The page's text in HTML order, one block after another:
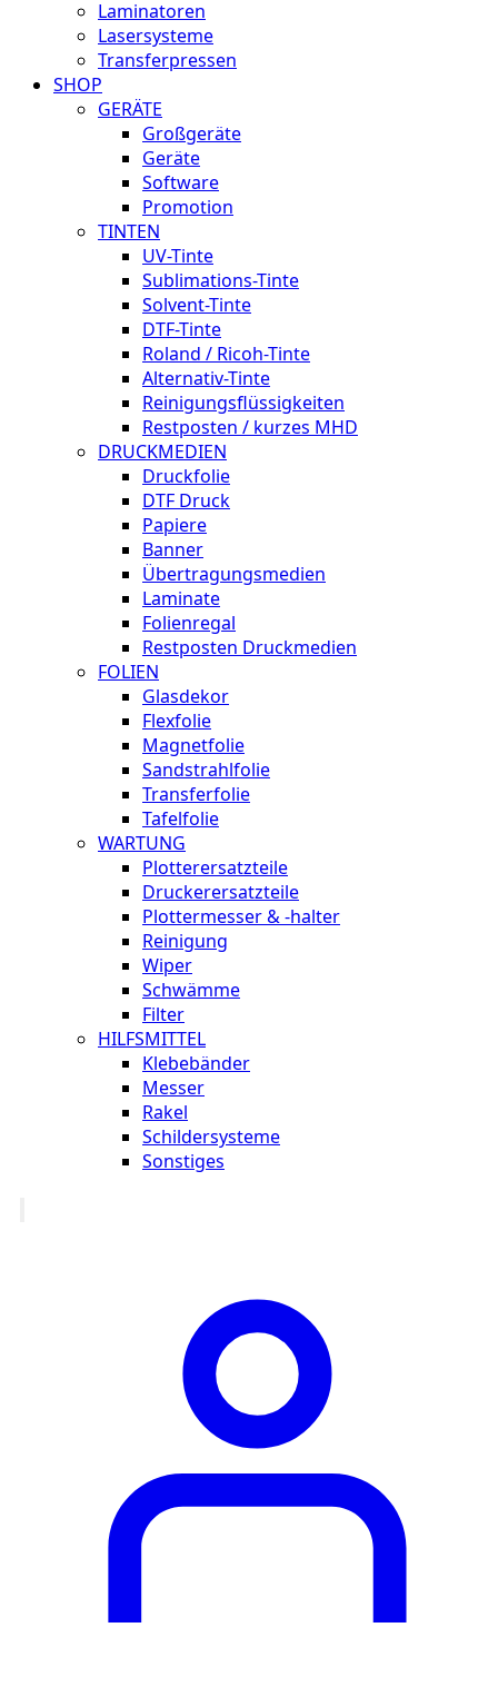
Laminatoren
Lasersysteme
Transferpressen
SHOP
GERÄTE
Großgeräte
Geräte
Software
Promotion
TINTEN
UV-Tinte
Sublimations-Tinte
Solvent-Tinte
DTF-Tinte
Roland / Ricoh-Tinte
Alternativ-Tinte
Reinigungsflüssigkeiten
Restposten / kurzes MHD
DRUCKMEDIEN
Druckfolie
DTF Druck
Papiere
Banner
Übertragungsmedien
Laminate
Folienregal
Restposten Druckmedien
FOLIEN
Glasdekor
Flexfolie
Magnetfolie
Sandstrahlfolie
Transferfolie
Tafelfolie
WARTUNG
Plotterersatzteile
Druckerersatzteile
Plottermesser & -halter
Reinigung
Wiper
Schwämme
Filter
HILFSMITTEL
Klebebänder
Messer
Rakel
Schildersysteme
Sonstiges